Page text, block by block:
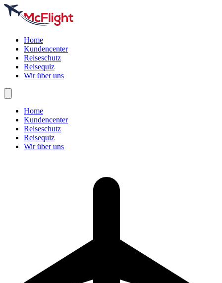
Home
Kundencenter
Reiseschutz
Reisequiz
Wir über uns
Home
Kundencenter
Reiseschutz
Reisequiz
Wir über uns